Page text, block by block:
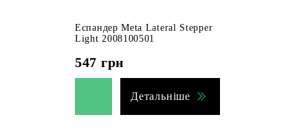
Еспандер Meta Lateral Stepper
Light 2008100501
547 грн
Детальніше